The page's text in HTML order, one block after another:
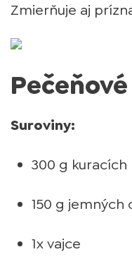
Zmierňuje aj
Suroviny:
300 g
150 g jemných
1x vajce